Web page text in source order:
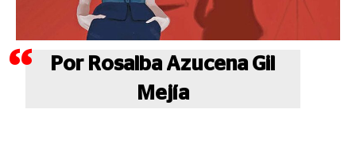
Por Rosalba Azucena Gil
Mejía